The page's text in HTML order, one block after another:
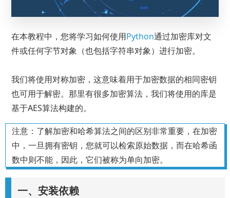
在本教程中，您将学习如何使用Python通过加密库对文
件或任何字节对象（也包括字符串对象）进行加密。
我们将使用对称加密，这意味着用于加密数据的相同密钥
也可用于解密。那里有很多加密算法，我们将使用的库是
基于AES算法构建的。
注意：了解加密和哈希算法之间的区别非常重要，在加密
中，一旦拥有密钥，您就可以检索原始数据，而在哈希函
数中则不能，因此，它们被称为单向加密。
一、安装依赖